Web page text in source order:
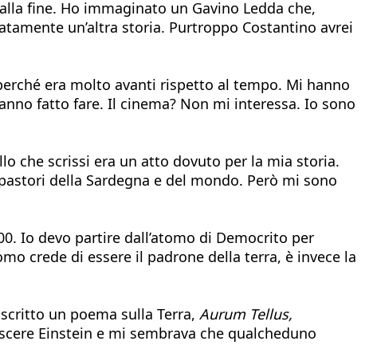
fine. Ho immaginato un Gavino Ledda che,
un’altra storia. Purtroppo Costantino avrei
era molto avanti rispetto al tempo. Mi hanno
fatto fare. Il cinema? Non mi interessa. Io sono
che scrissi era un atto dovuto per la mia storia.
della Sardegna e del mondo. Però mi sono
Io devo partire dall’atomo di Democrito per
crede di essere il padrone della terra, è invece la
un poema sulla Terra, Aurum Tellus,
Einstein e mi sembrava che qualcheduno